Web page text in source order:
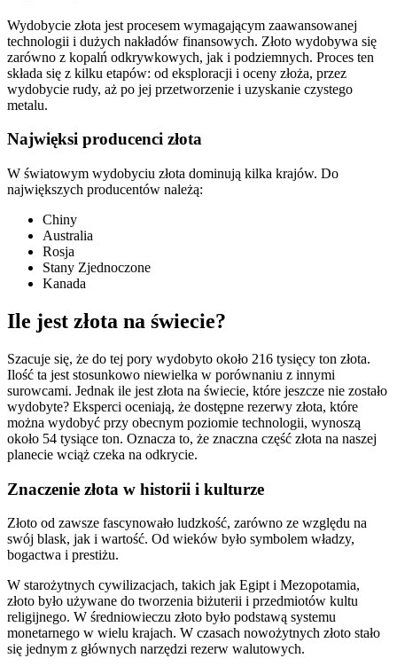
Wydobycie złota jest procesem wymagającym zaawansowanej
technologii i dużych nakładów finansowych. Złoto wydobywa się
zarówno z kopalń odkrywkowych, jak i podziemnych. Proces ten
składa się z kilku etapów: od eksploracji i oceny złoża, przez
wydobycie rudy, aż po jej przetworzenie i uzyskanie czystego
metalu.
Najwięksi producenci złota
W światowym wydobyciu złota dominują kilka krajów. Do
największych producentów należą:
Chiny
Australia
Rosja
Stany Zjednoczone
Kanada
Ile jest złota na świecie?
Szacuje się, że do tej pory wydobyto około 216 tysięcy ton złota.
Ilość ta jest stosunkowo niewielka w porównaniu z innymi
surowcami. Jednak ile jest złota na świecie, które jeszcze nie zostało
wydobyte? Eksperci oceniają, że dostępne rezerwy złota, które
można wydobyć przy obecnym poziomie technologii, wynoszą
około 54 tysiące ton. Oznacza to, że znaczna część złota na naszej
planecie wciąż czeka na odkrycie.
Znaczenie złota w historii i kulturze
Złoto od zawsze fascynowało ludzkość, zarówno ze względu na
swój blask, jak i wartość. Od wieków było symbolem władzy,
bogactwa i prestiżu.
W starożytnych cywilizacjach, takich jak Egipt i Mezopotamia,
złoto było używane do tworzenia biżuterii i przedmiotów kultu
religijnego. W średniowieczu złoto było podstawą systemu
monetarnego w wielu krajach. W czasach nowożytnych złoto stało
się jednym z głównych narzędzi rezerw walutowych.